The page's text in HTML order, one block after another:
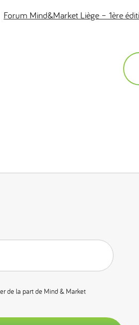
Forum Mind&Market Liège – 1ère
de la part de Mind & Market